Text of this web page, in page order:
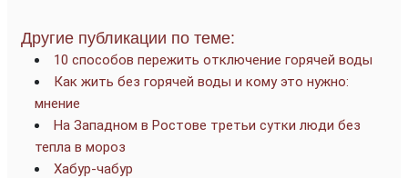
Другие публикации по теме:
10 способов пережить отключение горячей воды
Как жить без горячей воды и кому это нужно:
мнение
На Западном в Ростове третьи сутки люди без
тепла в мороз
Хабур-чабур